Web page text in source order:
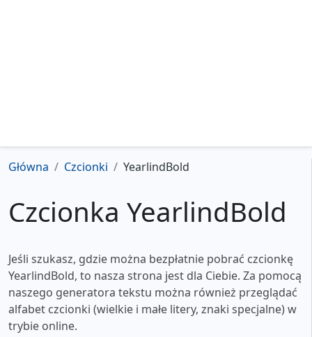
Główna Czcionki YearlindBold
Czcionka YearlindBold
Jeśli szukasz, gdzie można bezpłatnie pobrać czcionkę
YearlindBold, to nasza strona jest dla Ciebie. Za pomocą
naszego generatora tekstu można również przeglądać
alfabet czcionki (wielkie i małe litery, znaki specjalne) w
trybie online.